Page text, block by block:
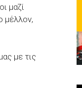
μαζί
μέλλον,
με τις